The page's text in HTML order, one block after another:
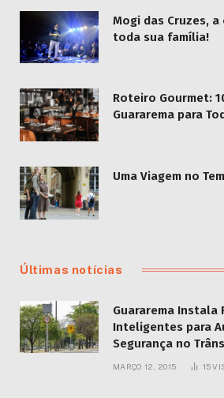
Mogi das Cruzes,
toda sua família!
Roteiro Gourmet:
Guararema para
Uma Viagem no
Últimas notícias
Guararema Instala
Inteligentes para
Segurança no
MARÇO 12, 2015 15